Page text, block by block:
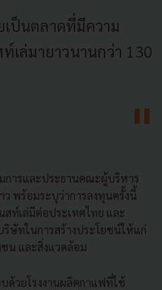
เป็นตลาดที่มีความ
เล่มายาวนานกว่า 130
การและประธานคณะผู้บริหาร
ว พร้อมระบุว่าการลงทุนครั้งนี้
ท์เล่มีต่อประเทศไทย และ
ษัทในการสร้างประโยชน์ให้แก่
น และสิ่งแวดล้อม
ด้วยโรงงานผลิตกาแฟที่ใช้